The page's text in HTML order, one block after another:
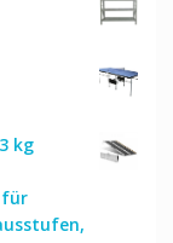
kg
für